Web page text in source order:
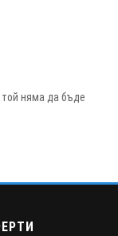
няма да бъде